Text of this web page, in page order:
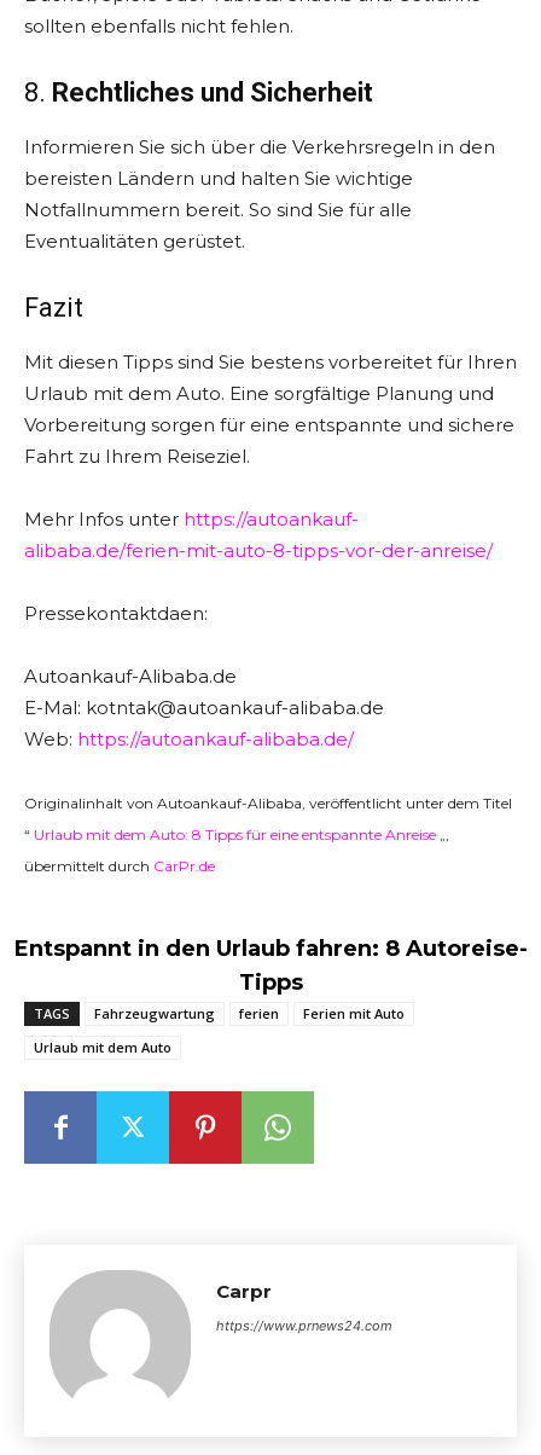
sollten ebenfalls nicht fehlen.
8. Rechtliches und Sicherheit
Informieren Sie sich über die Verkehrsregeln in den
bereisten Ländern und halten Sie wichtige
Notfallnummern bereit. So sind Sie für alle
Eventualitäten gerüstet.
Fazit
Mit diesen Tipps sind Sie bestens vorbereitet für Ihren
Urlaub mit dem Auto. Eine sorgfältige Planung und
Vorbereitung sorgen für eine entspannte und sichere
Fahrt zu Ihrem Reiseziel.
Mehr Infos unter https://autoankauf-
alibaba.de/ferien-mit-auto-8-tipps-vor-der-anreise/
Pressekontaktdaen:
Autoankauf-Alibaba.de
E-Mal: kotntak@autoankauf-alibaba.de
Web: https://autoankauf-alibaba.de/
Originalinhalt von Autoankauf-Alibaba, veröffentlicht unter dem Titel
“ Urlaub mit dem Auto: 8 Tipps für eine entspannte Anreise „,
übermittelt durch CarPr.de
Entspannt in den Urlaub fahren: 8 Autoreise-
Tipps
TAGS Fahrzeugwartung ferien
Ferien mit Auto
Urlaub mit dem Auto
Carpr
https://www.prnews24.com